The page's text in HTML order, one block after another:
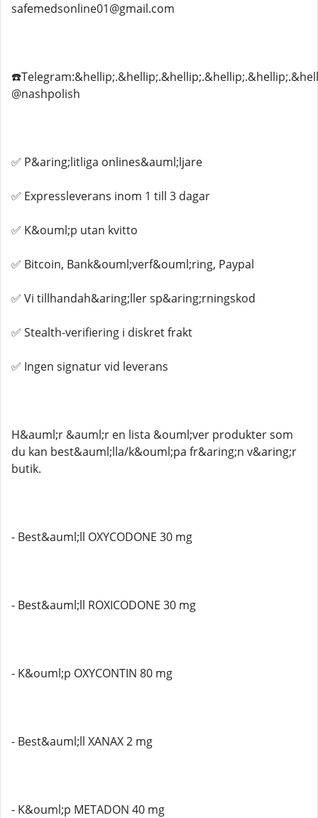
safemedsonline01@gmail.com
@nashpolish
✅ P&aring;litliga onlines&auml;ljare
✅ Expressleverans inom 1 till 3 dagar
✅ K&ouml;p utan kvitto
✅ Bitcoin, Bank&ouml;verf&ouml;ring, Paypal
✅ Vi tillhandah&aring;ller sp&aring;rningskod
✅ Stealth-verifiering i diskret frakt
✅ Ingen signatur vid leverans
H&auml;r &auml;r en lista &ouml;ver produkter som
du kan best&auml;lla/k&ouml;pa fr&aring;n v&aring;r
butik.
- Best&auml;ll OXYCODONE 30 mg
- Best&auml;ll ROXICODONE 30 mg
- K&ouml;p OXYCONTIN 80 mg
- Best&auml;ll XANAX 2 mg
- K&ouml;p METADON 40 mg